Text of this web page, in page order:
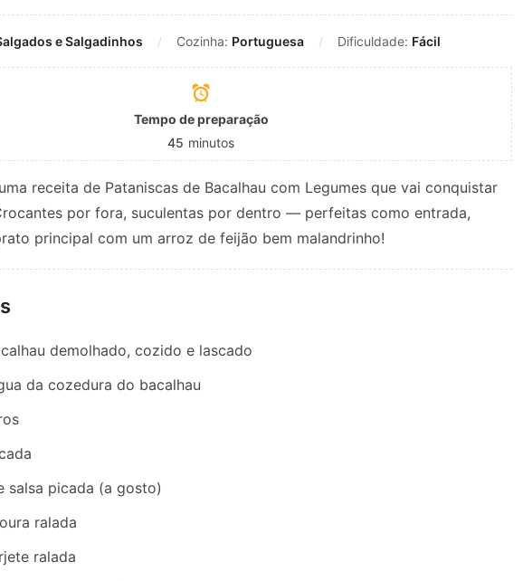
e Salgadinhos Cozinha: Portuguesa Dificuldade: Fácil
Tempo de preparação
45 minutos
receita de Pataniscas de Bacalhau com Legumes que vai conquistar
por fora, suculentas por dentro — perfeitas como entrada,
principal com um arroz de feijão bem malandrinho!
demolhado, cozido e lascado
da cozedura do bacalhau
salsa picada (a gosto)
ralada
ralada